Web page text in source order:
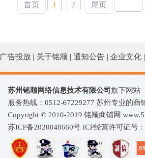
首页 1 2 尾页
广告投放 | 关于铭顺 | 通知公告 | 企业文化 |
苏州铭顺网络信息技术有限公司 旗下网站
服务热线：0512-67229277 苏州专业的商
Copyright © 2010-2019 铭顺商铺网
苏ICP备2020048660号 ICP经营许可证号